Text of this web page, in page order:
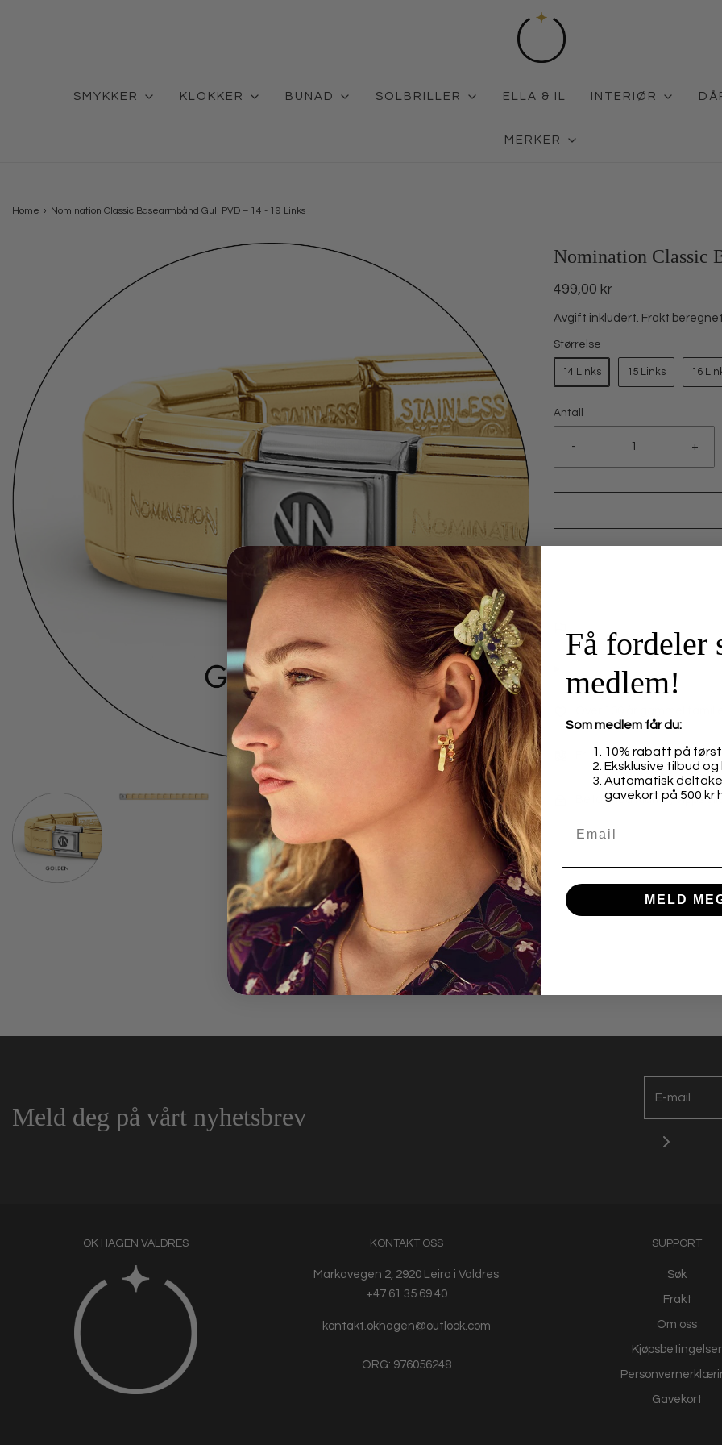
SMYKKER KLOKKER BUNAD SOLBRILLER ELLA & IL INTERIØR
MERKER
Home › Nomination Classic Basearmbånd Gull PVD – 14 - 19 Links
Nomination Classic
499,00 kr
Avgift inkludert. Frakt
Størrelse
14 Links 15 Links 16
Antall
- +
Fri frakt over 1000,-
Betal med Klarna, Vipps
Meld deg på vårt nyhetsbrev
OK HAGEN VALDRES KONTAKT OSS
Markavegen 2, 2920 Leira i Valdres
+47 61 35 69 40
kontakt.okhagen@outlook.com
ORG: 976056248
SUPPORT
Søk
Frakt
Om oss
Kjøpsbetingelser
Gavekort
Få fordeler
medlem!
Som medlem får du:
10% rabatt på
Eksklusive tilbud og
Automatisk
gavekort på 500 kr
MELD